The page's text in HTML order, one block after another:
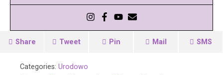
Share Tweet Pin Mail SMS
Categories: Urodowo